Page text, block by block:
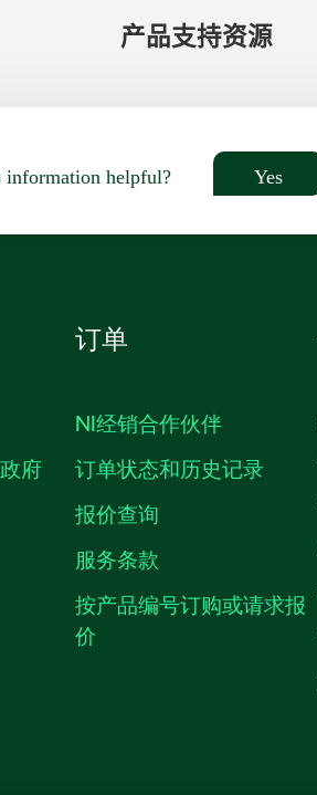
产品​支持​资源
information helpful? Yes
府
订单
NI经销合作伙伴
订单状态和历史记录
报价查询
服务条款
按产品编号订购或请求报
价